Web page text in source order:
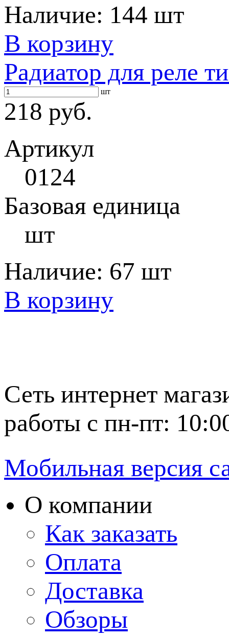
Наличие: 144 шт
В корзину
Радиатор для реле
шт
218 руб.
Артикул
0124
Базовая единица
шт
Наличие: 67 шт
В корзину
Сеть интернет
работы с пн-пт:
Мобильная версия
О компании
Как заказать
Оплата
Доставка
Обзоры